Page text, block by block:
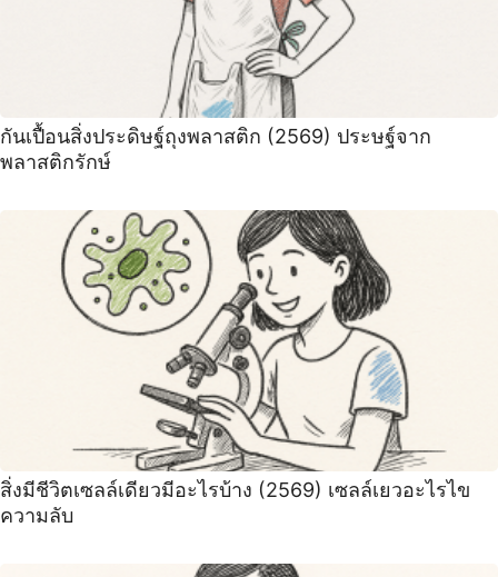
กันเปื้อนสิ่งประดิษฐ์ถุงพลาสติก (2569) ประษฐ์จาก
พลาสติกรักษ์
สิ่งมีชีวิตเซลล์เดียวมีอะไรบ้าง (2569) เซลล์เยวอะไรไข
ความลับ